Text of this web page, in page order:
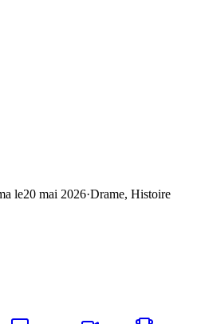
le20 mai 2026·Drame, Histoire